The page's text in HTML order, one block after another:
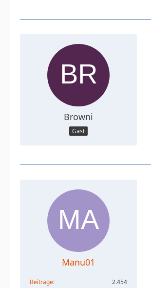
Browni
Gast
Manu01
Beiträge 2.454